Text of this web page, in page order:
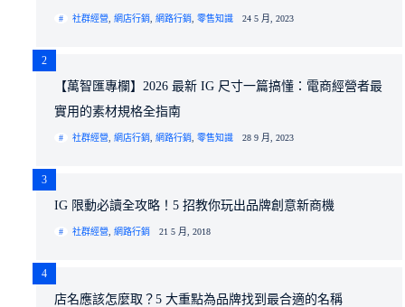
社群經營 網店行銷 網路行銷 零售知識 24 5 月, 2023
2
【萬智匯專欄】2026 最新 IG 尺寸一篇搞懂：電商經營者最
實用的素材規格全指南
社群經營 網店行銷 網路行銷 零售知識 28 9 月, 2023
3
IG 限動必讀全攻略！5 招教你玩出品牌創意新商機
社群經營 網路行銷 21 5 月, 2018
4
店名應該怎麼取？5 大重點為品牌找到最合適的名稱